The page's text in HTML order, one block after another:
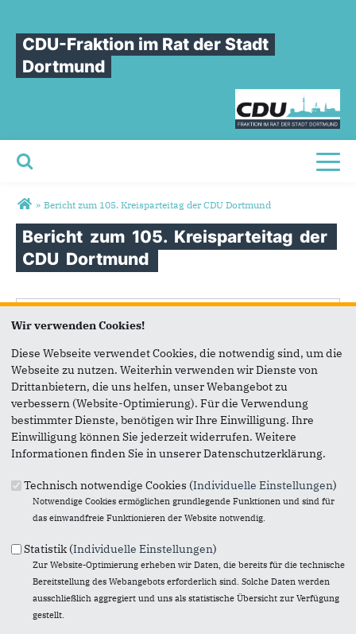
CDU-Fraktion im Rat der Stadt
Dortmund
Sie sind hier
» Bericht zum 105. Kreisparteitag der CDU Dortmund
Bericht zum 105. Kreisparteitag der
CDU Dortmund
Wir verwenden Cookies!
Diese Webseite verwendet Cookies, die notwendig sind, um die
Webseite zu nutzen. Weiterhin verwenden wir Dienste von
Drittanbietern, die uns helfen, unser Webangebot zu
verbessern (Website-Optimierung). Für die Verwendung
bestimmter Dienste, benötigen wir Ihre Einwilligung. Ihre
Einwilligung können Sie jederzeit widerrufen. Weitere
Informationen finden Sie in unserer Datenschutzerklärung.
Technisch notwendige Cookies (Individuelle Einstellungen)
Notwendige Cookies ermöglichen grundlegende Funktionen und sind für
das einwandfreie Funktionieren der Website notwendig.
Statistik (Individuelle Einstellungen)
Zur Website-Optimierung erheben wir Daten, die bereits für die technische
Bereitstellung des Webangebots erforderlich sind. Solche Daten werden
ausschließlich aggregiert und uns als statistische Übersicht zur Verfügung
gestellt.